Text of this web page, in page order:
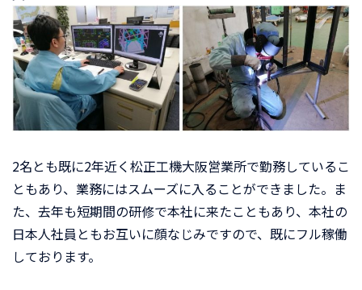
2名とも既に2年近く松正工機大阪営業所で勤務しているこ
ともあり、業務にはスムーズに入ることができました。ま
た、去年も短期間の研修で本社に来たこともあり、本社の
日本人社員ともお互いに顔なじみですので、既にフル稼働
しております。